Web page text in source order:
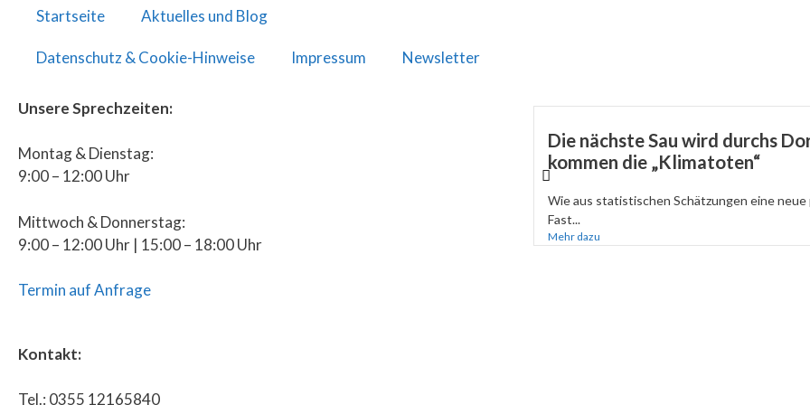
Startseite Aktuelles und Blog
Datenschutz & Cookie-Hinweise Impressum Newsletter
Unsere Sprechzeiten:
Montag & Dienstag:
9:00 – 12:00 Uhr
Mittwoch & Donnerstag:
9:00 – 12:00 Uhr | 15:00 – 18:00 Uhr
Termin auf Anfrage
Kontakt:
Tel.: 0355 12165840
Die nächste Sau wird durchs
kommen die „Klimatoten“
Wie aus statistischen Schätzungen eine
Fast...
Mehr dazu